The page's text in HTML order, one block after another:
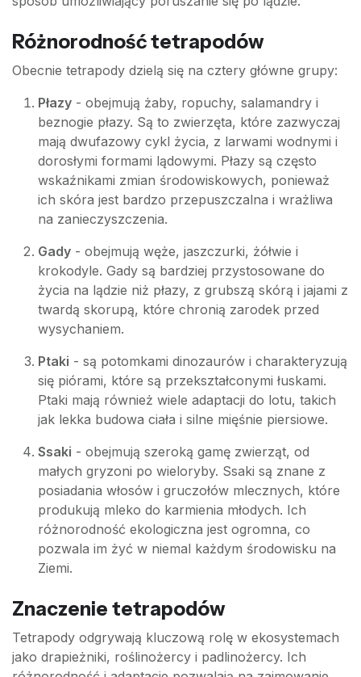
Różnorodność tetrapodów
Obecnie tetrapody dzielą się na cztery główne grupy:
Płazy - obejmują żaby, ropuchy, salamandry i
beznogie płazy. Są to zwierzęta, które zazwyczaj
mają dwufazowy cykl życia, z larwami wodnymi i
dorosłymi formami lądowymi. Płazy są często
wskaźnikami zmian środowiskowych, ponieważ
ich skóra jest bardzo przepuszczalna i wrażliwa
na zanieczyszczenia.
Gady - obejmują węże, jaszczurki, żółwie i
krokodyle. Gady są bardziej przystosowane do
życia na lądzie niż płazy, z grubszą skórą i jajami z
twardą skorupą, które chronią zarodek przed
wysychaniem.
Ptaki - są potomkami dinozaurów i charakteryzują
się piórami, które są przekształconymi łuskami.
Ptaki mają również wiele adaptacji do lotu, takich
jak lekka budowa ciała i silne mięśnie piersiowe.
Ssaki - obejmują szeroką gamę zwierząt, od
małych gryzoni po wieloryby. Ssaki są znane z
posiadania włosów i gruczołów mlecznych, które
produkują mleko do karmienia młodych. Ich
różnorodność ekologiczna jest ogromna, co
pozwala im żyć w niemal każdym środowisku na
Ziemi.
Znaczenie tetrapodów
Tetrapody odgrywają kluczową rolę w ekosystemach
jako drapieżniki, roślinożercy i padlinożercy. Ich